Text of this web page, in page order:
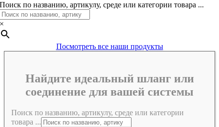
Поиск по названию, артикулу, среде или категории товара ...
×
Посмотреть все наши продукты
Найдите идеальный шланг или
соединение для вашей системы
Поиск по названию, артикулу, среде или категории
товара ...